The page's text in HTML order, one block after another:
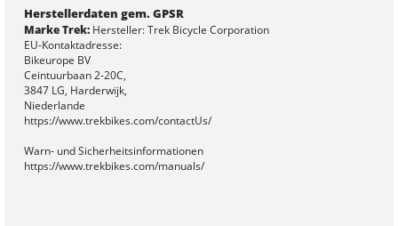
Herstellerdaten gem. GPSR
Marke Trek:Hersteller: Trek Bicycle Corporation
EU-Kontaktadresse:
Bikeurope BV
Ceintuurbaan 2-20C,
3847 LG, Harderwijk,
Niederlande
https://www.trekbikes.com/contactUs/
Warn- und Sicherheitsinformationen
https://www.trekbikes.com/manuals/